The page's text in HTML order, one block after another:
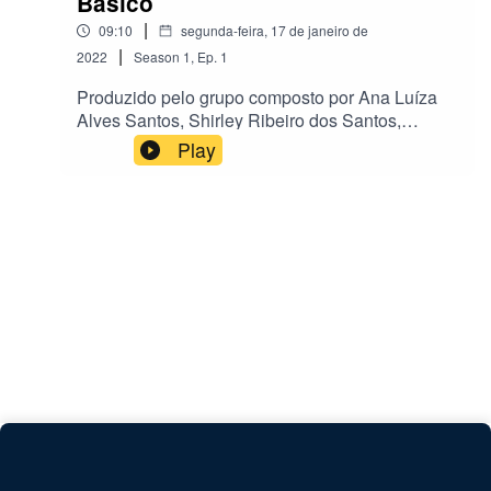
09:10 |
segunda-feira, 17 de janeiro de
2022
| Season 1, Ep. 1
Produzido pelo grupo composto por Ana Luíza
Alves Santos, Shirley Ribeiro dos Santos,
Gislene Aparecida Mendonça Costa e Vitória
Francisca
Play